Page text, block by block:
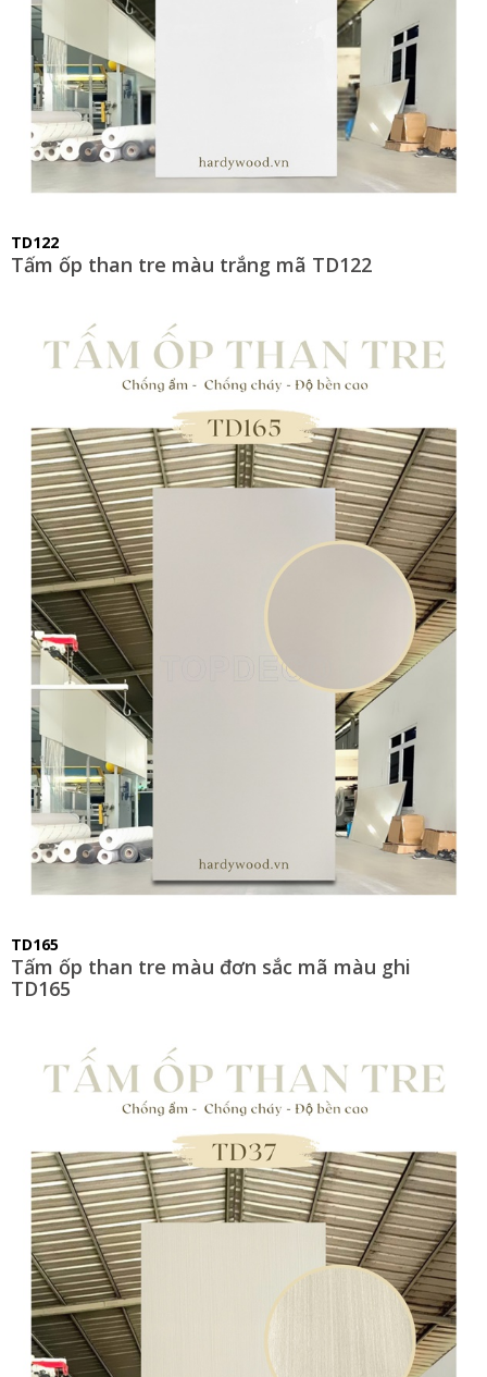
TD122
Tấm ốp than tre màu trắng mã TD122
TD165
Tấm ốp than tre màu đơn sắc mã màu ghi
TD165